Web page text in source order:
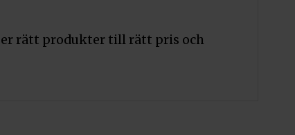
er rätt produkter till rätt pris och